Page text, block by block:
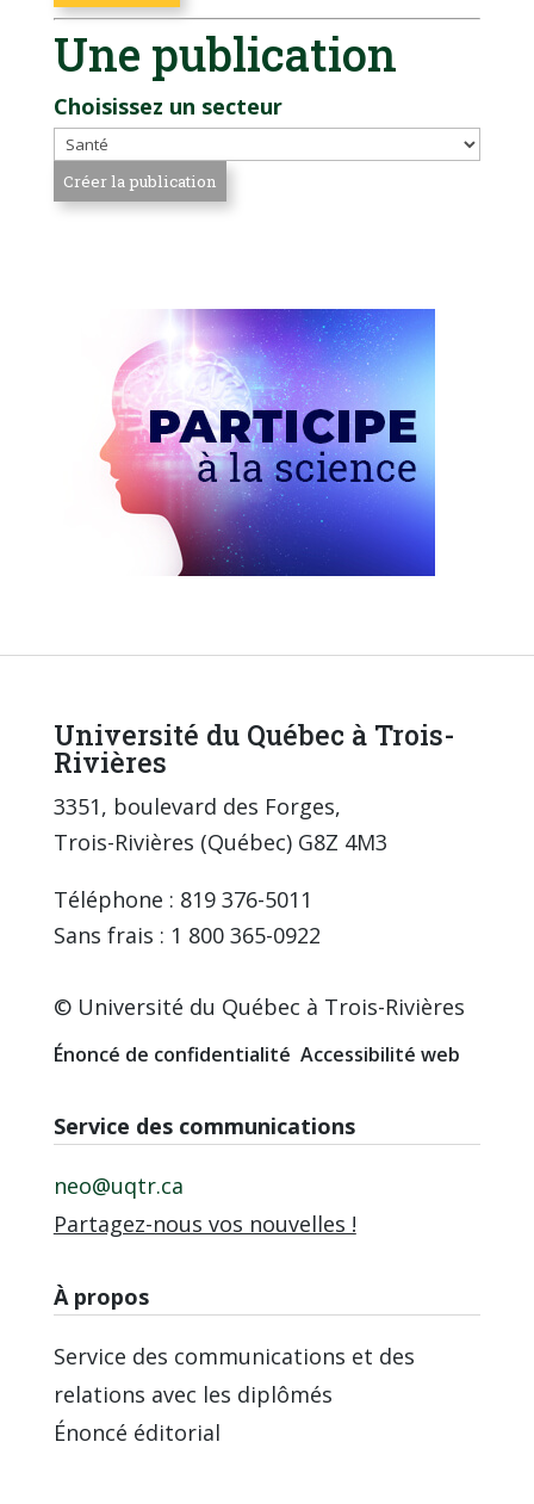
Une publication
Choisissez un secteur
Université du Québec à Trois-
Rivières
3351, boulevard des Forges,
Trois-Rivières (Québec) G8Z 4M3
Téléphone : 819 376-5011
Sans frais : 1 800 365-0922
© Université du Québec à Trois-Rivières
Énoncé de confidentialité Accessibilité web
Service des communications
neo@uqtr.ca
Partagez-nous vos nouvelles !
À propos
Service des communications et des
relations avec les diplômés
Énoncé éditorial